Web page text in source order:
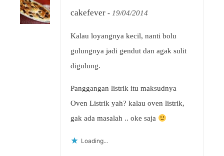
cakefever - 19/04/2014
Kalau loyangnya kecil, nanti bolu
gulungnya jadi gendut dan agak sulit
digulung.
Panggangan listrik itu maksudnya
Oven Listrik yah? kalau oven listrik,
gak ada masalah .. oke saja
Loading...